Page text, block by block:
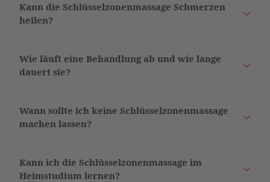
Kann die Schlüsselzonenmassage Schmerzen
heilen?
Wie läuft eine Behandlung ab und wie lange
dauert sie?
Wann sollte ich keine Schlüsselzonenmassage
machen lassen?
Kann ich die Schlüsselzonenmassage im
Heimstudium lernen?